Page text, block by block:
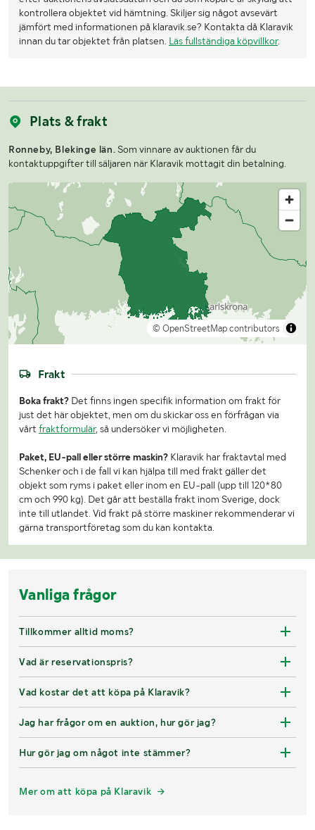
kontrollera objektet vid hämtning. Skiljer sig något avsevärt
jämfört med informationen på klaravik.se? Kontakta då Klaravik
innan du tar objektet från platsen. Läs fullständiga köpvillkor.
Plats & frakt
Ronneby, Blekinge län.Som vinnare av auktionen får du
kontaktuppgifter till säljaren när Klaravik mottagit din betalning.
© OpenStreetMap contributors
Frakt
Boka frakt? Det finns ingen specifik information om frakt för
just det här objektet, men om du skickar oss en förfrågan via
vårt fraktformulär, så undersöker vi möjligheten.
Paket, EU-pall eller större maskin? Klaravik har fraktavtal med
Schenker och i de fall vi kan hjälpa till med frakt gäller det
objekt som ryms i paket eller inom en EU-pall (upp till 120*80
cm och 990 kg). Det går att beställa frakt inom Sverige, dock
inte till utlandet. Vid frakt på större maskiner rekommenderar vi
gärna transportföretag som du kan kontakta.
Vanliga frågor
Tillkommer alltid moms?
Vad är reservationspris?
Vad kostar det att köpa på Klaravik?
Jag har frågor om en auktion, hur gör jag?
Hur gör jag om något inte stämmer?
Mer om att köpa på Klaravik